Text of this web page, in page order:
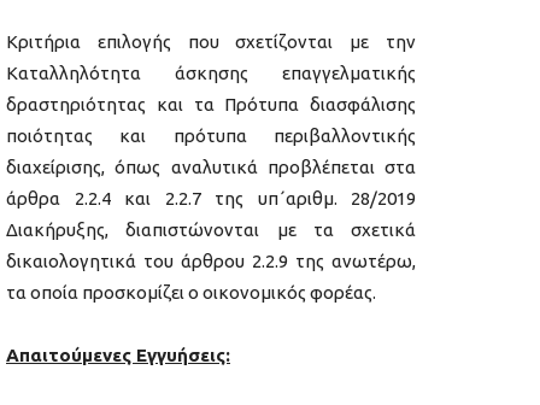
Κριτήρια επιλογής που σχετίζονται με την
Καταλληλότητα άσκησης επαγγελματικής
δραστηριότητας και τα Πρότυπα διασφάλισης
ποιότητας και πρότυπα περιβαλλοντικής
διαχείρισης, όπως αναλυτικά προβλέπεται στα
άρθρα 2.2.4 και 2.2.7 της υπ΄αριθμ. 28/2019
Διακήρυξης, διαπιστώνονται με τα σχετικά
δικαιολογητικά του άρθρου 2.2.9 της ανωτέρω,
τα οποία προσκομίζει ο οικονομικός φορέας.
Απαιτούμενες Εγγυήσεις: